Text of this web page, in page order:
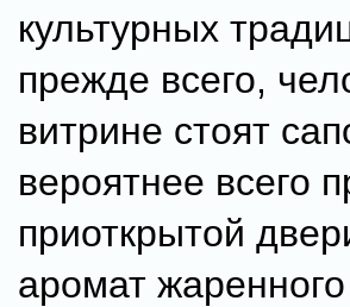
культурных
прежде всего,
витрине стоят
вероятнее всего
приоткрытой
аромат